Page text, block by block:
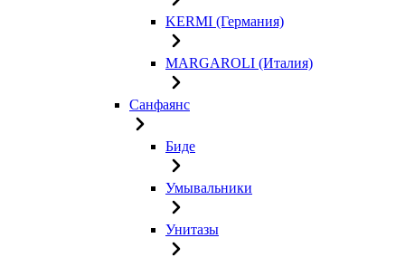
KERMI (Германия)
MARGAROLI (Италия)
Санфаянс
Биде
Умывальники
Унитазы